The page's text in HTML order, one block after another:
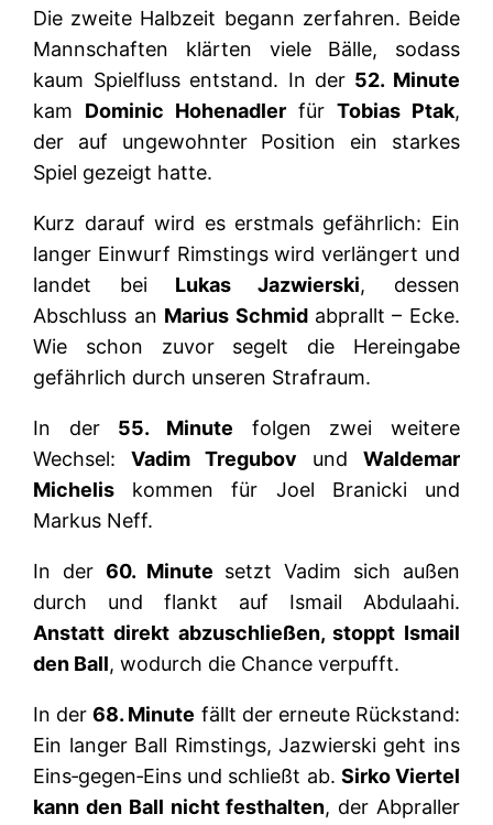
Die zweite Halbzeit begann zerfahren. Beide
Mannschaften klärten viele Bälle, sodass
kaum Spielfluss entstand. In der 52. Minute
kam Dominic Hohenadler für Tobias Ptak,
der auf ungewohnter Position ein starkes
Spiel gezeigt hatte.
Kurz darauf wird es erstmals gefährlich: Ein
langer Einwurf Rimstings wird verlängert und
landet bei Lukas Jazwierski, dessen
Abschluss an Marius Schmidabprallt – Ecke.
Wie schon zuvor segelt die Hereingabe
gefährlich durch unseren Strafraum.
In der 55. Minute folgen zwei weitere
Wechsel:Vadim Tregubov und Waldemar
Michelis kommen für Joel Branicki und
Markus Neff.
In der 60. Minute setzt Vadim sich außen
durch und flankt auf Ismail Abdulaahi.
Anstatt direkt abzuschließen, stoppt Ismail
den Ball, wodurch die Chance verpufft.
In der68. Minute fällt der erneute Rückstand:
Ein langer Ball Rimstings, Jazwierski geht ins
Eins‑gegen‑Eins und schließt ab. Sirko Viertel
kann den Ball nicht festhalten, der Abpraller